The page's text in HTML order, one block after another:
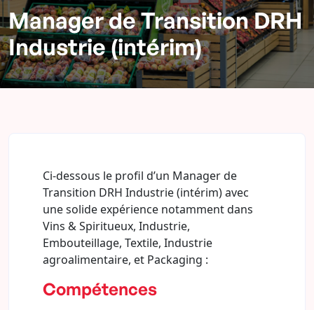
Manager de Transition DRH
Industrie (intérim)
Ci-dessous le profil d’un Manager de
Transition DRH Industrie (intérim) avec
une solide expérience notamment dans
Vins & Spiritueux, Industrie,
Embouteillage, Textile, Industrie
agroalimentaire, et Packaging :
Compétences